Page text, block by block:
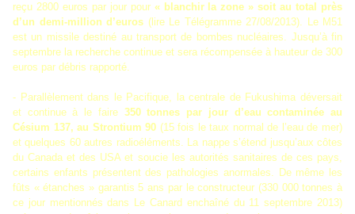
reçu 2800 euros par jour pour « blanchir la zone » soit au total près
d’un demi-million d’euros (lire Le Télégramme 27/08/2013). Le M51
est un missile destiné au transport de bombes nucléaires. Jusqu’à fin
septembre la recherche continue et sera récompensée à hauteur de 300
euros par débris rapporté.
- Parallèlement dans le Pacifique, la centrale de Fukushima déversait
et continue à le faire 350 tonnes par jour d’eau contaminée au
Césium 137, au Strontium 90 (15 fois le taux normal de l’eau de mer)
et quelques 60 autres radioéléments. La nappe s’étend jusqu’aux côtes
du Canada et des USA et soucie les autorités sanitaires de ces pays,
certains enfants présentent des pathologies anormales. De même les
fûts « étanches » garantis 5 ans par le constructeur (330 000 tonnes à
ce jour mentionnés dans Le Canard enchaîné du 11 septembre 2013)